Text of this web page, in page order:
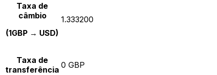
Taxa de
câmbio
(1GBP → USD)
1.333200
Taxa de
transferência 0 GBP